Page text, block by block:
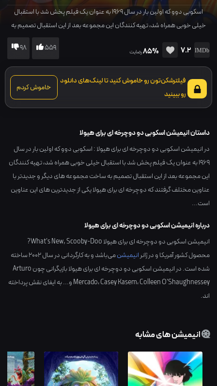
اسکوبی دوو که اولین بار در سال 1969 به عنوان یک فیلم پخش شد با استقبال
خیلی خوبی همراه شد، تهیه کنندگان این مجموعه بعد از این استقبال تصمیم به
ساخت مجموعه های دیگر و جدیدتر با عناوین مختلف گرفتند که دوچرخه ای برای
هیولا یکی از جدیدترین های این عناوین است...
7.2
85%رضایت 559
98
فیلترشکن‌تون رو خاموش کنید تا لینک‌های دانلود
رو ببینید
خاموش کردم
داستان انیمیشن اسکوبی دو دوچرخه ای برای هیولا
در انیمیشن اسکوبی دو دوچرخه ای برای هیولا : اسکوبی دوو که اولین بار در سال
1969 به عنوان یک فیلم پخش شد با استقبال خیلی خوبی همراه شد، تهیه کنندگان
این مجموعه بعد از این استقبال تصمیم به ساخت مجموعه های دیگر و جدیدتر با
عناوین مختلف گرفتند که دوچرخه ای برای هیولا یکی از جدیدترین های این عناوین
است...
درباره انیمیشن اسکوبی دو دوچرخه ای برای هیولا
انیمیشن اسکوبی دو دوچرخه ای برای هیولا What's New, Scooby-Doo?
محصول کشورآمریکاو در ژانرانیمیشنمی‌باشد و به کارگردانی در سال2002ساخته
شده است. در انیمیشن اسکوبی دو دوچرخه ای برای هیولا بازیگرانی چونArturo
Mercado،Casey Kasem،Colleen O'Shaughnessey
و... به ایفای نقش پرداخته
اند.
انیمیشن های مشابه